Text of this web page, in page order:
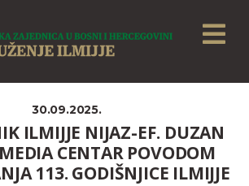
30.09.2025.
ILMIJJE NIJAZ-EF. DUZAN
CENTAR POVODOM
113. GODIŠNJICE ILMIJJE